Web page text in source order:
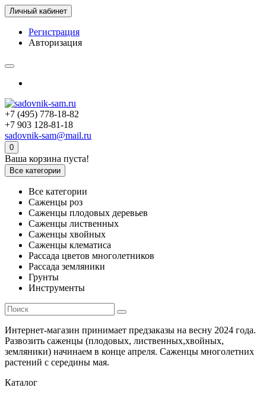
Личный кабинет
Регистрация
Авторизация
+7 (495) 778-18-82
+7 903 128-81-18
sadovnik-sam@mail.ru
0
Ваша корзина пуста!
Все категории
Все категории
Саженцы роз
Саженцы плодовых деревьев
Саженцы лиственных
Саженцы хвойных
Саженцы клематиса
Рассада цветов многолетников
Рассада земляники
Грунты
Инструменты
Интернет-магазин принимает предзаказы на весну 2024 года.
Развозить саженцы (плодовых, лиственных,хвойных,
земляники) начинаем в конце апреля. Саженцы многолетних
растений с середины мая.
Каталог